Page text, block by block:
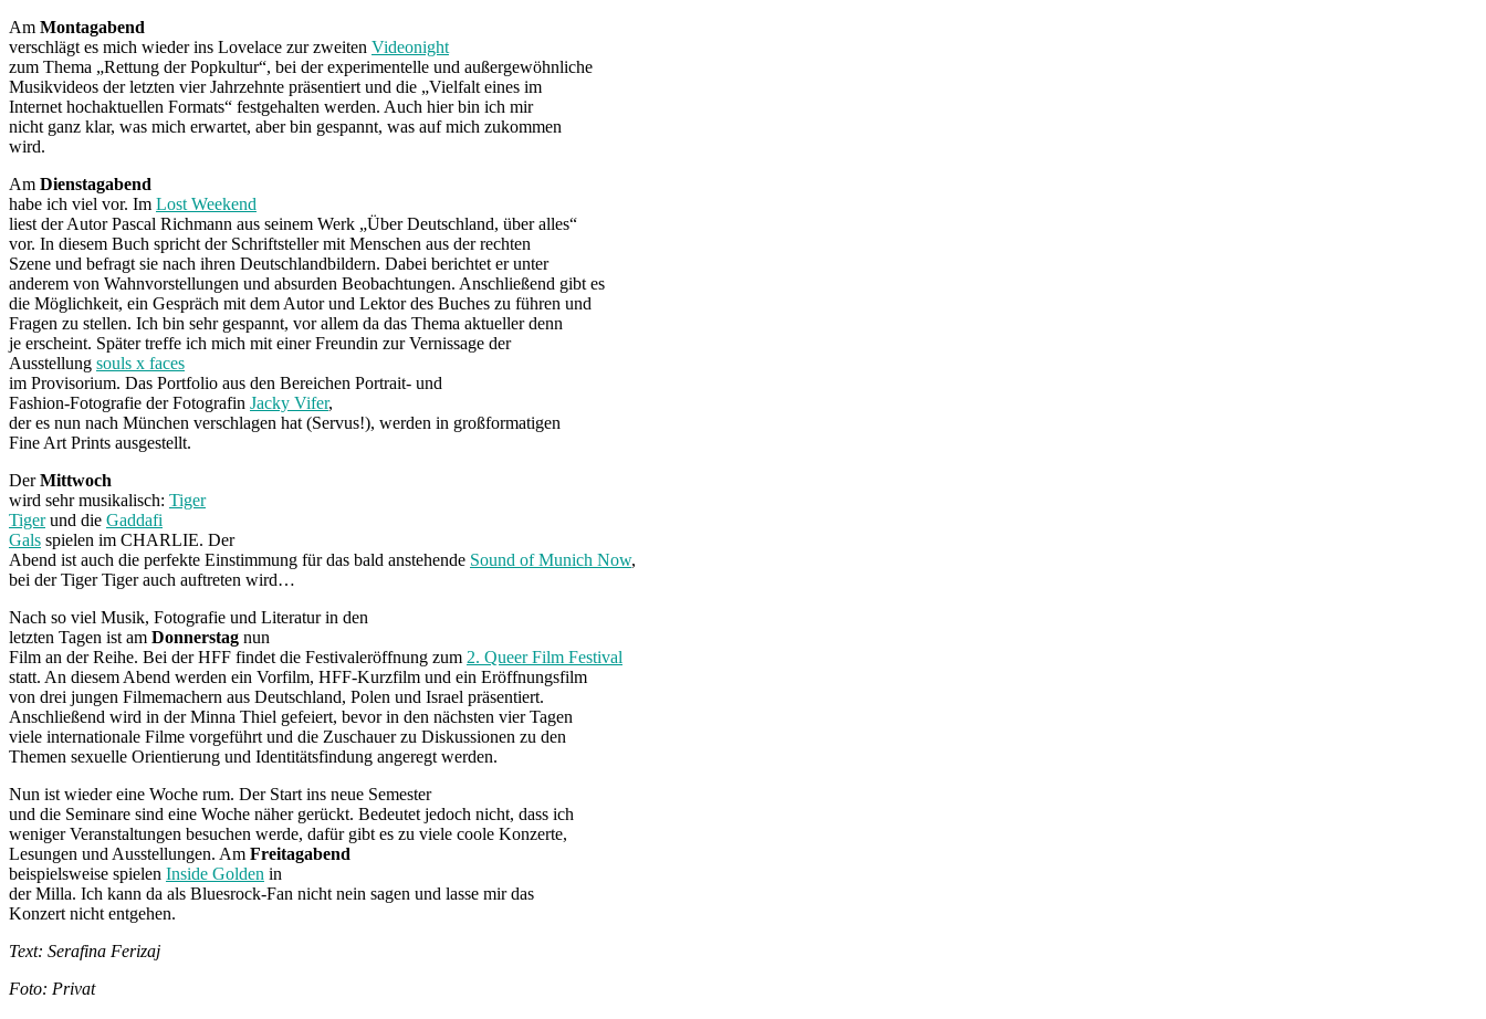
Am Montagabend
verschlägt es mich wieder ins Lovelace zur zweiten Videonight
zum Thema „Rettung der Popkultur“, bei der experimentelle und außergewöhnliche
Musikvideos der letzten vier Jahrzehnte präsentiert und die „Vielfalt eines im
Internet hochaktuellen Formats“ festgehalten werden. Auch hier bin ich mir
nicht ganz klar, was mich erwartet, aber bin gespannt, was auf mich zukommen
wird.
Am Dienstagabend
habe ich viel vor. Im Lost Weekend
liest der Autor Pascal Richmann aus seinem Werk „Über Deutschland, über alles“
vor. In diesem Buch spricht der Schriftsteller mit Menschen aus der rechten
Szene und befragt sie nach ihren Deutschlandbildern. Dabei berichtet er unter
anderem von Wahnvorstellungen und absurden Beobachtungen. Anschließend gibt es
die Möglichkeit, ein Gespräch mit dem Autor und Lektor des Buches zu führen und
Fragen zu stellen. Ich bin sehr gespannt, vor allem da das Thema aktueller denn
je erscheint. Später treffe ich mich mit einer Freundin zur Vernissage der
Ausstellung souls x faces
im Provisorium. Das Portfolio aus den Bereichen Portrait- und
Fashion-Fotografie der Fotografin Jacky Vifer,
der es nun nach München verschlagen hat (Servus!), werden in großformatigen
Fine Art Prints ausgestellt.
DerMittwoch
wird sehr musikalisch: Tiger
Tigerund die Gaddafi
Gals spielen im CHARLIE. Der
Abend ist auch die perfekte Einstimmung für das bald anstehende Sound of Munich Now,
bei der Tiger Tiger auch auftreten wird…
Nach so viel Musik, Fotografie und Literatur in den
letzten Tagen ist am Donnerstag nun
Film an der Reihe. Bei der HFF findet die Festivaleröffnung zum 2. Queer Film Festival
statt. An diesem Abend werden ein Vorfilm, HFF-Kurzfilm und ein Eröffnungsfilm
von drei jungen Filmemachern aus Deutschland, Polen und Israel präsentiert.
Anschließend wird in der Minna Thiel gefeiert, bevor in den nächsten vier Tagen
viele internationale Filme vorgeführt und die Zuschauer zu Diskussionen zu den
Themen sexuelle Orientierung und Identitätsfindung angeregt werden.
Nun ist wieder eine Woche rum. Der Start ins neue Semester
und die Seminare sind eine Woche näher gerückt. Bedeutet jedoch nicht, dass ich
weniger Veranstaltungen besuchen werde, dafür gibt es zu viele coole Konzerte,
Lesungen und Ausstellungen. Am Freitagabend
beispielsweise spielen Inside Golden in
der Milla. Ich kann da als Bluesrock-Fan nicht nein sagen und lasse mir das
Konzert nicht entgehen.
Text: Serafina Ferizaj
Foto: Privat